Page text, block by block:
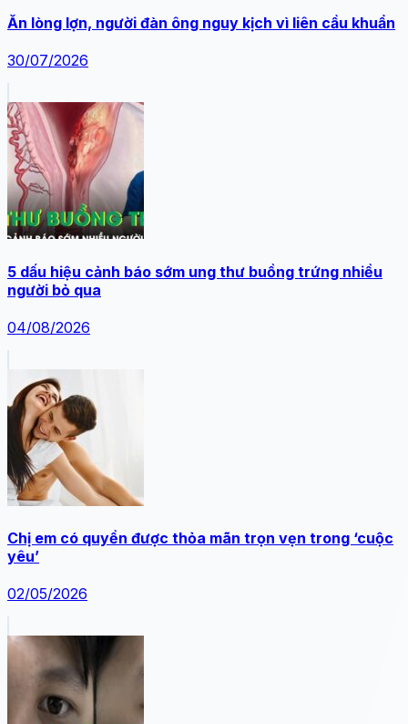
Ăn lòng lợn, người đàn ông nguy kịch vì liên cầu khuẩn
30/07/2026
5 dấu hiệu cảnh báo sớm ung thư buồng trứng nhiều
người bỏ qua
04/08/2026
Chị em có quyền được thỏa mãn trọn vẹn trong ‘cuộc
yêu’
02/05/2026